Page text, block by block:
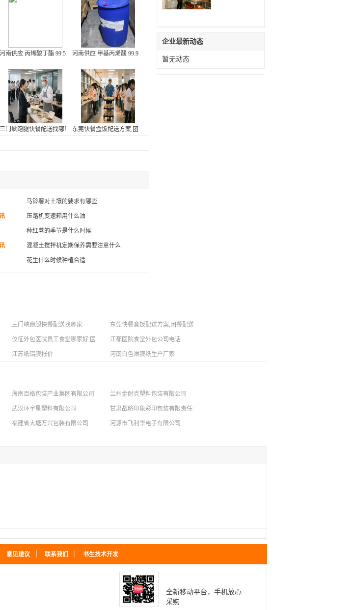
应商-注浆式封孔器厂家
河南供应 丙烯酸丁酯 99.5含量 烟台万华 工厂现货直发河南供应 甲基丙烯酸 99.9含量 烟台万华 罗姆 现货供应
三门峡跑腿快餐配送找哪家 东莞快餐盒饭配送方案,团餐配送服务团队
马铃薯对土壤的要求有哪些
压路机变速箱用什么油
种红薯的季节是什么时候
混凝土搅拌机定期保养需要注意什么
花生什么时候种植合适
企业最新动态
暂无动态
三门峡跑腿快餐配送找哪家 东莞快餐盒饭配送方案,团餐配送服务团队
仪征外包医院员工食堂哪家好,医院员工食堂外包联系方式
江都医院食堂外包公司电话
江苏纸铝膜报价 河南白色淋膜纸生产厂家
海南百格包装产业集团有限公司 兰州金耐克塑料包装有限公司
武汉环宇星塑料有限公司 甘肃战略印象彩印包装有限责任公司
福建省大塘万兴包装有限公司 河源市飞利华电子有限公司
意见建议 联系我们 书生技术开发
全新移动平台，手机放心
采购